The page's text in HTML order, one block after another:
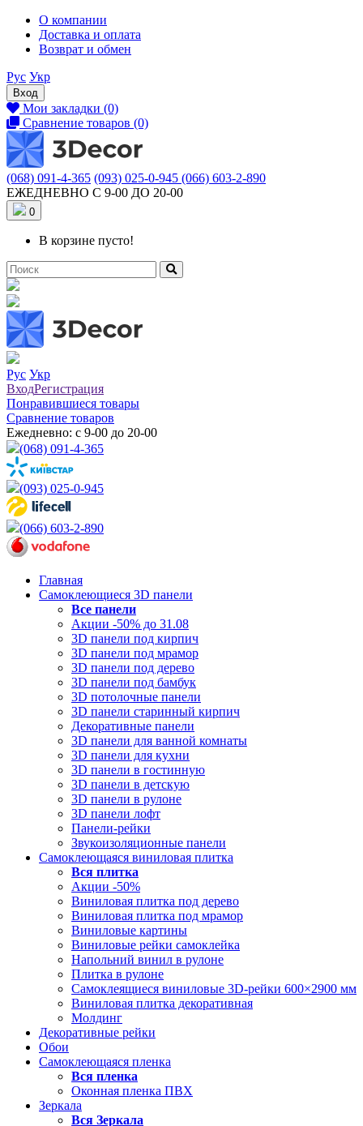
О компании
Доставка и оплата
Возврат и обмен
Рус Укр
Вход
Мои закладки (0)
Сравнение товаров (0)
(068) 091-4-365 (093) 025-0-945 (066) 603-2-890
ЕЖЕДНЕВНО С 9-00 ДО 20-00
0
В корзине пусто!
Рус Укр
ВходРегистрация
Понравившиеся товары
Сравнение товаров
Ежедневно: с 9-00 до 20-00
(068) 091-4-365
(093) 025-0-945
(066) 603-2-890
Главная
Самоклеющиеся 3D панели
Все панели
Акции -50% до 31.08
3D панели под кирпич
3D панели под мрамор
3D панели под дерево
3D панели под бамбук
3D потолочные панели
3D панели старинный кирпич
Декоративные панели
3D панели для ванной комнаты
3D панели для кухни
3D панели в гостинную
3D панели в детскую
3D панели в рулоне
3D панели лофт
Панели-рейки
Звукоизоляционные панели
Самоклеющаяся виниловая плитка
Вся плитка
Акции -50%
Виниловая плитка под дерево
Виниловая плитка под мрамор
Виниловые картины
Виниловые рейки самоклейка
Напольний винил в рулоне
Плитка в рулоне
Самоклеящиеся виниловые 3D‑рейки 600×2900 мм
Виниловая плитка декоративная
Молдинг
Декоративные рейки
Обои
Самоклеющаяся пленка
Вся пленка
Оконная пленка ПВХ
Зеркала
Вся Зеркала